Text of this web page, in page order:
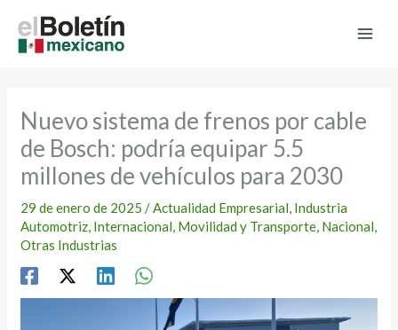
contenido
Nuevo sistema de frenos por cable
de Bosch: podría equipar 5.5
millones de vehículos para 2030
29 de enero de 2025/Actualidad Empresarial, Industria
Automotriz, Internacional, Movilidad y Transporte, Nacional,
Otras Industrias